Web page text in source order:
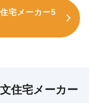
宅メーカー5
住宅メーカー